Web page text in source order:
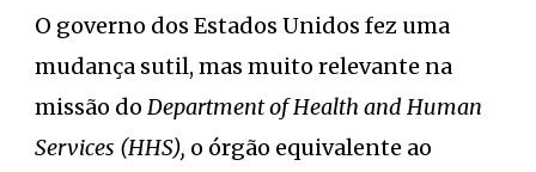
O governo dos Estados Unidos fez uma
mudança sutil, mas muito relevante na
missão do Department of Health and Human
Services (HHS), o órgão equivalente ao